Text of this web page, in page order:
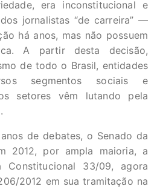
era inconstitucional e
jornalistas “de carreira” —
há anos, mas não possuem
A partir desta decisão,
de todo o Brasil, entidades
segmentos sociais e
setores vêm lutando pela
de debates, o Senado da
2012, por ampla maioria, a
Constitucional 33/09, agora
2012 em sua tramitação na